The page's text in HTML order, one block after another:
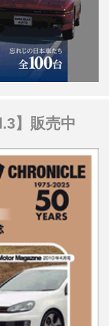
】販売中